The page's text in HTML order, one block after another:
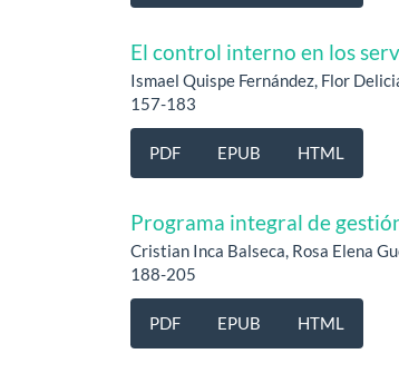
El control interno en los
Ismael Quispe Fernández, Flor
157-183
PDF EPUB HTML
Programa integral de
Cristian Inca Balseca, Rosa Elena
188-205
PDF EPUB HTML